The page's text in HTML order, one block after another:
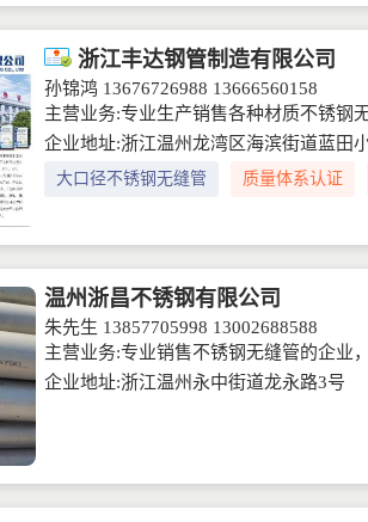
浙江丰达钢管制造有限公司
孙锦鸿 13676726988 13666560158
主营业务:专业生产销售各种材质不锈钢
企业地址:浙江温州龙湾区海滨街道蓝田
大口径不锈钢无缝管 质量体系认证
温州浙昌不锈钢有限公司
朱先生 13857705998 13002688588
主营业务:专业销售不锈钢无缝管的企业
企业地址:浙江温州永中街道龙永路3号